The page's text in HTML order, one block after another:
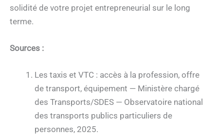
solidité de votre projet entrepreneurial sur le long
terme.
Sources :
Les taxis et VTC : accès à la profession, offre
de transport, équipement — Ministère chargé
des Transports/SDES — Observatoire national
des transports publics particuliers de
personnes, 2025.